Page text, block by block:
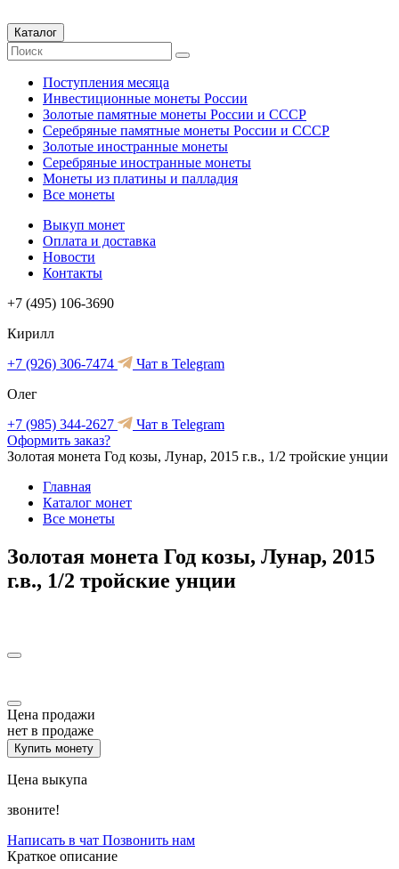
Каталог
Поступления месяца
Инвестиционные монеты России
Золотые памятные монеты России и СССР
Серебряные памятные монеты России и СССР
Золотые иностранные монеты
Серебряные иностранные монеты
Монеты из платины и палладия
Все монеты
Выкуп монет
Оплата и доставка
Новости
Контакты
+7 (495) 106-3690
Кирилл
+7 (926) 306-7474
Чат в Telegram
Олег
+7 (985) 344-2627
Чат в Telegram
Оформить заказ?
Золотая монета Год козы, Лунар, 2015 г.в., 1/2 тройские унции
Главная
Каталог монет
Все монеты
Золотая монета Год козы, Лунар, 2015
г.в., 1/2 тройские унции
Цена продажи
нет в продаже
Купить монету
Цена выкупа
звоните!
Написать в чат Позвонить нам
Краткое описание